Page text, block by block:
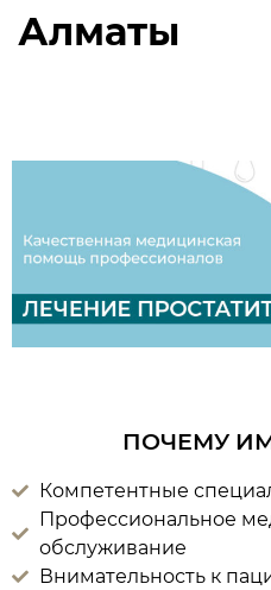
Алматы
ПОЧЕМУ
Компетентные
Профессиональное
обслуживание
Внимательность к